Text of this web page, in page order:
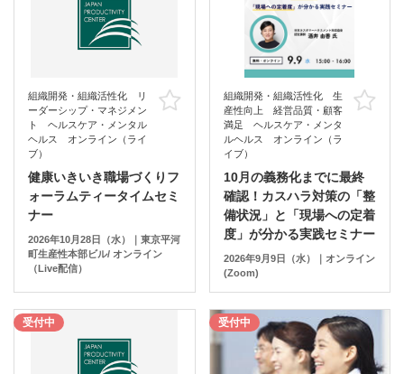
組織開発・組織活性化 リ
ーダーシップ・マネジメン
ト ヘルスケア・メンタル
ヘルス オンライン（ライ
ブ）
お気に入り
健康いきいき職場づくりフ
ォーラムティータイムセミ
ナー
2026年10月28日（水）｜東京平河
町生産性本部ビル/ オンライン
（Live配信）
組織開発・組織活性化 生
産性向上 経営品質・顧客
満足 ヘルスケア・メンタ
ルヘルス オンライン（ラ
イブ）
10月の義務化までに最終
確認！カスハラ対策の「整
備状況」と「現場への定着
度」が分かる実践セミナー
2026年9月9日（水）｜オンライン
(Zoom)
受付中 受付中